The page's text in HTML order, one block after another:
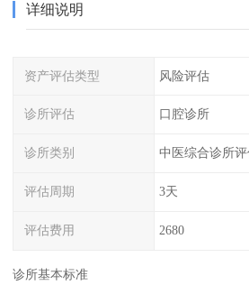
详细说明
资产评估类型 风险评估
诊所评估 口腔诊所
诊所类别 中医综合诊所
评估周期 3天
评估费用 2680
诊所基本标准